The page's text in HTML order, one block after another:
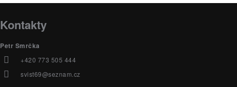
Kontakty
Petr Smrčka
+420 773 505 444
svist69@seznam.cz